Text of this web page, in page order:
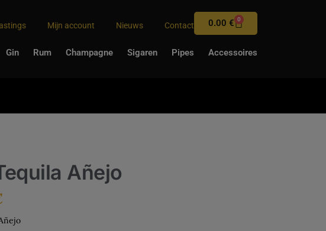
Mijn account Nieuws Contact 0.00€ 0
Gin Rum Champagne Sigaren Pipes Accessoires
Añejo